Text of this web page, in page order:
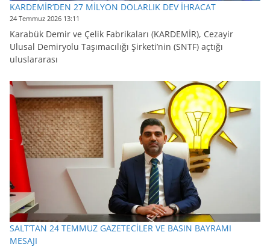
KARDEMİR’DEN 27 MİLYON DOLARLIK DEV İHRACAT
24 Temmuz 2026 13:11
Karabük Demir ve Çelik Fabrikaları (KARDEMİR), Cezayir
Ulusal Demiryolu Taşımacılığı Şirketi’nin (SNTF) açtığı
uluslararası
SALT’TAN 24 TEMMUZ GAZETECİLER VE BASIN BAYRAMI
MESAJI